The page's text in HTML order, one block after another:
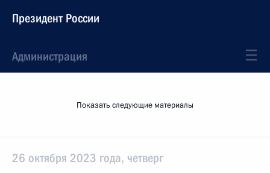
Президент России
Администрация
Показать следующие материалы
26 октября 2023 года, четверг